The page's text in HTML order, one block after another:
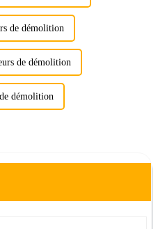
de démolition
de démolition
démolition